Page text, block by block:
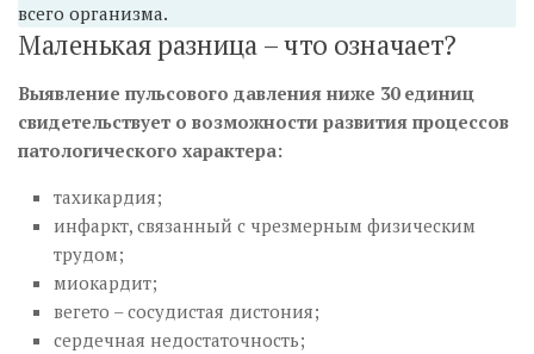
всего организма.
Маленькая разница – что означает?
Выявление пульсового давления ниже 30 единиц
свидетельствует о возможности развития процессов
патологического характера:
тахикардия;
инфаркт, связанный с чрезмерным физическим
трудом;
миокардит;
вегето – сосудистая дистония;
сердечная недостаточность;